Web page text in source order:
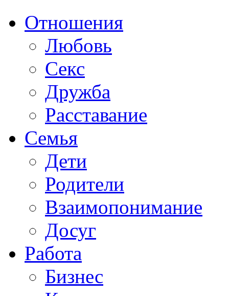
Отношения
Любовь
Секс
Дружба
Расставание
Семья
Дети
Родители
Взаимопонимание
Досуг
Работа
Бизнес